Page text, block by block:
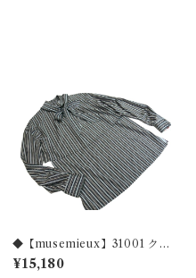
◆【musemieux】31001 クラ
シカルプリント 棒タイ付
き スタンドカラーブラウス
¥15,180